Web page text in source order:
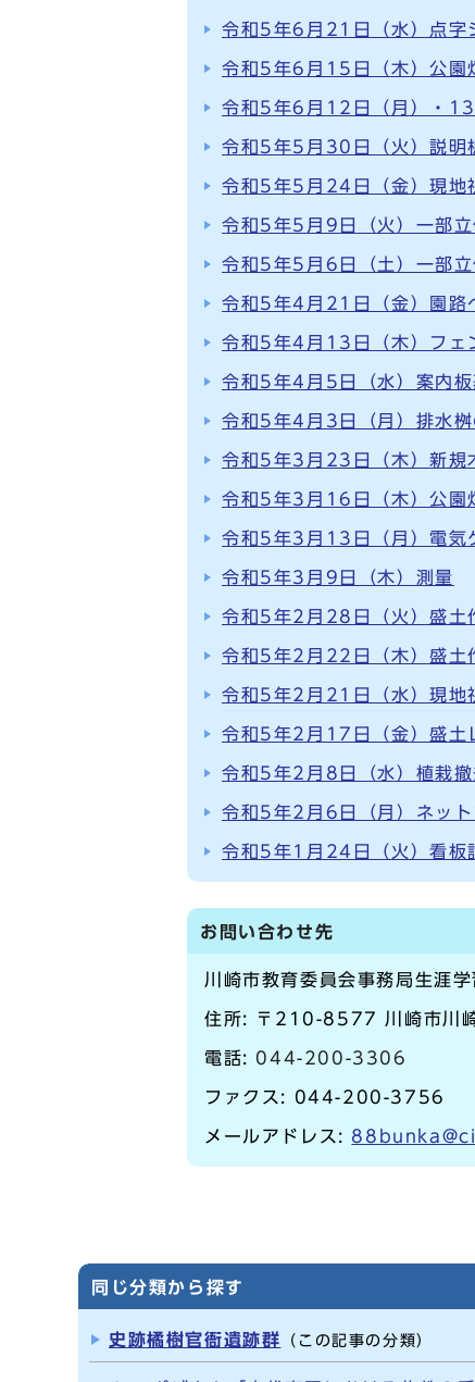
令和5年6月21日（水）点字
令和5年6月15日（木）公園
令和5年6月12日（月）・13
令和5年5月30日（火）説明
令和5年5月24日（金）現地
令和5年5月9日（火）一部
令和5年5月6日（土）一部
令和5年4月21日（金）園路
令和5年4月13日（木）フェ
令和5年4月5日（水）案内板
令和5年4月3日（月）排水桝
令和5年3月23日（木）新規
令和5年3月16日（木）公園
令和5年3月13日（月）電気
令和5年3月9日（木）測量
令和5年2月28日（火）盛土
令和5年2月22日（木）盛土
令和5年2月21日（水）現地
令和5年2月17日（金）盛土
令和5年2月8日（水）植栽撤
令和5年2月6日（月）ネッ
令和5年1月24日（火）看板
お問い合わせ先
川崎市教育委員会事務局生涯
住所: 〒210-8577 川崎市川
電話: 044-200-3306
ファクス: 044-200-3756
メールアドレス:
同じ分類から探す
史跡橘樹官衙遺跡群 （この記事の分類）